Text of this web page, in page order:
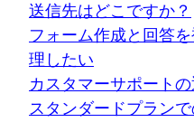
送信先はどこですか？
フォーム作成と回答
理したい
カスタマーサポート
スタンダードプラン